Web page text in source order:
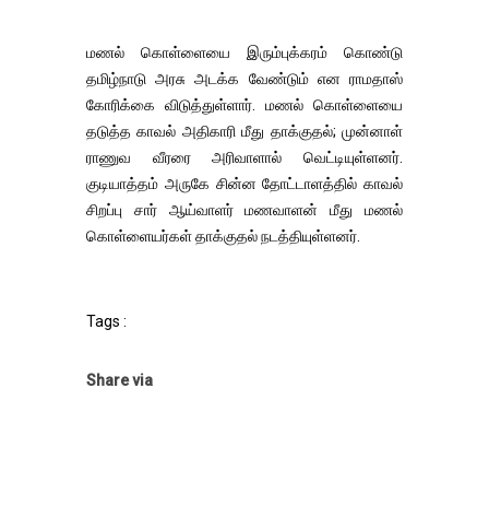
மணல் கொள்ளையை இரும்புக்கரம் கொண்டு
தமிழ்நாடு அரசு அடக்க வேண்டும் என ராமதாஸ்
கோரிக்கை விடுத்துள்ளார். மணல் கொள்ளையை
தடுத்த காவல் அதிகாரி மீது தாக்குதல்; முன்னாள்
ராணுவ வீரரை அரிவாளால் வெட்டியுள்ளனர்.
குடியாத்தம் அருகே சின்ன தோட்டாளத்தில் காவல்
சிறப்பு சார் ஆய்வாளர் மணவாளன் மீது மணல்
கொள்ளையர்கள் தாக்குதல் நடத்தியுள்ளனர்.
Tags :
Share via